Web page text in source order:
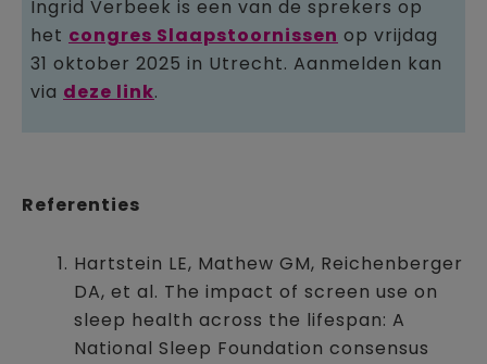
Ingrid Verbeek is een van de sprekers op
het congres Slaapstoornissen op vrijdag
31 oktober 2025 in Utrecht. Aanmelden kan
via deze link.
Referenties
Hartstein LE, Mathew GM, Reichenberger
DA, et al. The impact of screen use on
sleep health across the lifespan: A
National Sleep Foundation consensus